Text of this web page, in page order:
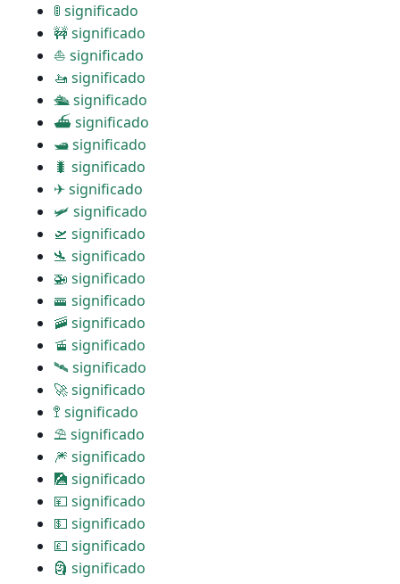
🚦 significado
🚧 significado
⛵ significado
🚤 significado
🛳 significado
⛴ significado
🛥 significado
🐛 significado
✈ significado
🛩 significado
🛫 significado
🛬 significado
🚁 significado
🚟 significado
🚠 significado
🚡 significado
🛰 significado
🚀 significado
🚏 significado
⛱ significado
🎆 significado
🎑 significado
💴 significado
💵 significado
💷 significado
🗿 significado